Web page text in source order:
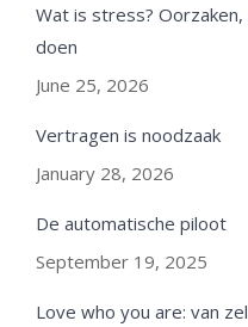
Wat is stress?
doen
June 25, 2026
Vertragen is noodzaak
January 28, 2026
De automatische piloot
September 19, 2025
Love who you are: van